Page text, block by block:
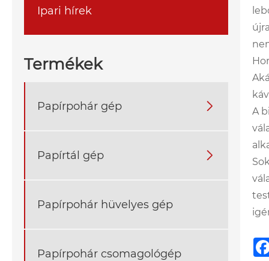
Ipari hírek
Termékek
Papírpohár gép 
Papírtál gép 
Papírpohár hüvelyes gép
Papírpohár csomagológép
A